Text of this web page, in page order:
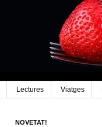
Lectures Viatges
NOVETAT!